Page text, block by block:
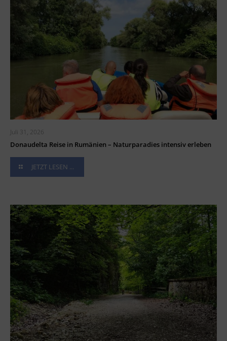
Juli 31, 2026
Donaudelta Reise in Rumänien – Naturparadies intensiv erleben
JETZT LESEN ...